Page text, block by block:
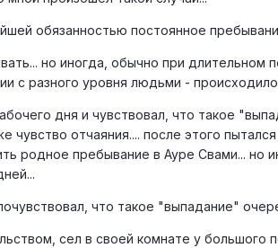
обязанностью постоянное
но иногда, обычно при длительном
с разного уровня людьми -
дня и чувствовал, что такое
чувство отчаяния.... после этого
родное пребывание в Ауре Свами... но
что такое "выпадание"
сел в своей комнате у большого